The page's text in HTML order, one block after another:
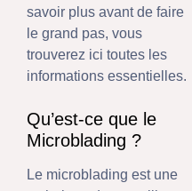
savoir plus avant de faire
le grand pas, vous
trouverez ici toutes les
informations essentielles.
Qu’est-ce que le
Microblading ?
Le microblading est une